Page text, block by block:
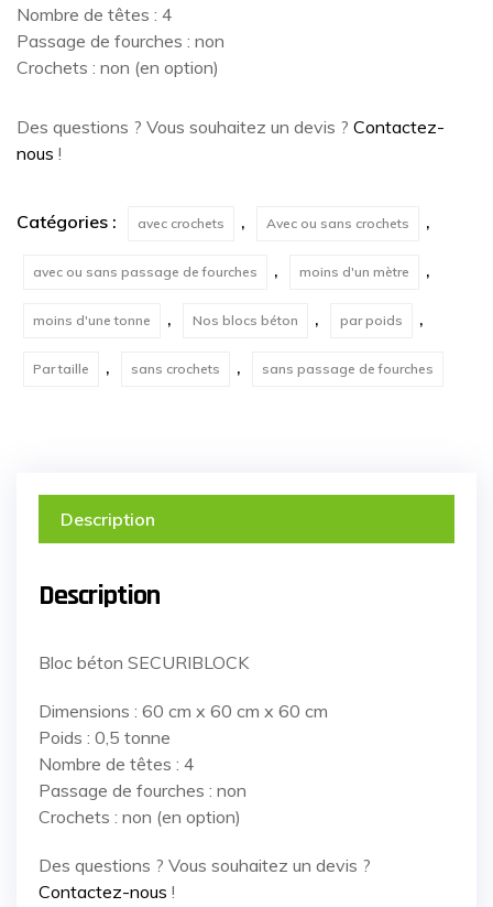
Nombre de têtes : 4
Passage de fourches : non
Crochets : non (en option)
Des questions ? Vous souhaitez un devis ? Contactez-
nous !
Catégories : avec crochets , Avec ou sans crochets ,
avec ou sans passage de fourches , moins d'un mètre ,
moins d'une tonne , Nos blocs béton , par poids ,
Par taille , sans crochets , sans passage de fourches
Description
Description
Bloc béton SECURIBLOCK
Dimensions : 60 cm x 60 cm x 60 cm
Poids : 0,5 tonne
Nombre de têtes : 4
Passage de fourches : non
Crochets : non (en option)
Des questions ? Vous souhaitez un devis ?
Contactez-nous !